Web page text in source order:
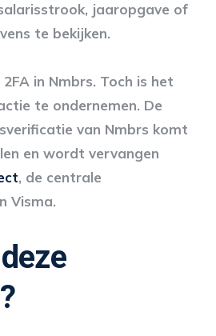
jaaropgave of
te bekijken.
in Nmbrs. Toch is het
te ondernemen. De
van Nmbrs komt
en wordt vervangen
, de centrale
Visma.